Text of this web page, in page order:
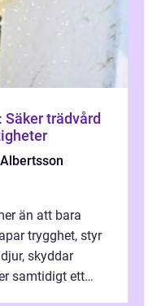
Säker trädvård
än att bara
trygghet, styr
skyddar
samtidigt ett